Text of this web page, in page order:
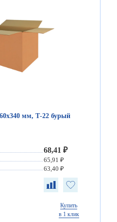
мм, Т-22 бурый
68,41 ₽
65,91 ₽
63,40 ₽
Купить
в 1 клик